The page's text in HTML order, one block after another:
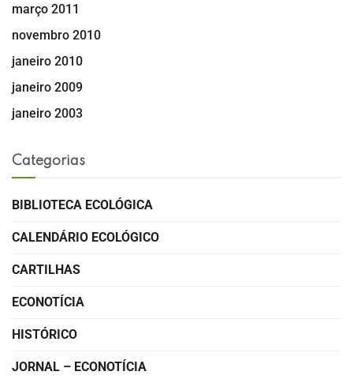
março 2011
novembro 2010
janeiro 2010
janeiro 2009
janeiro 2003
Categorias
BIBLIOTECA ECOLÓGICA
CALENDÁRIO ECOLÓGICO
CARTILHAS
ECONOTÍCIA
HISTÓRICO
JORNAL – ECONOTÍCIA